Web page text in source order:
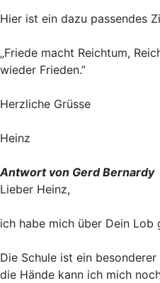
Hier ist ein dazu passendes
„Friede macht Reichtum,
wieder Frieden.”
Herzliche Grüsse
Heinz
Antwort von Gerd Bernardy
Lieber Heinz,
ich habe mich über Dein Lob
Die Schule ist ein
die Hände kann ich mich